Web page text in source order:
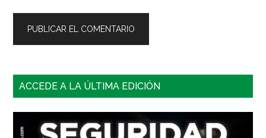
Barra
principal
ACCEDE A LA ÚLTIMA EDICIÓN